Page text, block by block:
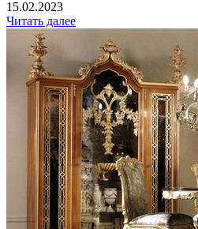
15.02.2023
Читать далее